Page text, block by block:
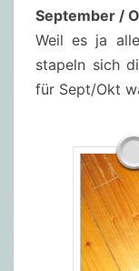
September /
Weil es ja
stapeln sich
für Sept/Okt